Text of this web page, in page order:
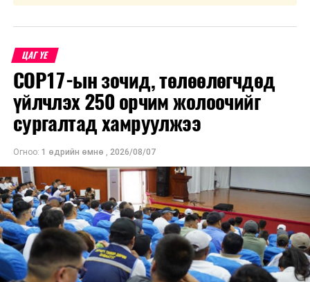
УИХ: Чуулганы нэгдсэн хуралдаан болно
ӨМНӨХ МЭДЭЭ
Ерөнхийлөгч У.Хүрэлсүх “Бүс ба Зам” олон улсын
хамтын ажиллагааны дээд түвшний чуулга уулзалтад
оролцоно
ЦАГ ҮЕ
COP17-ын зочид, төлөөлөгчдөд
үйлчлэх 250 орчим жолоочийг
сургалтад хамруулжээ
Огноо: 1 өдрийн өмнө 2026/08/07